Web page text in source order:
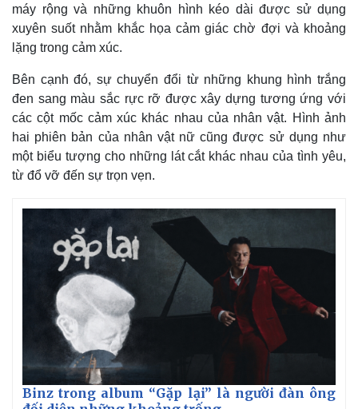
Khởi nghiệp
Tiêu dùng
Tỷ giá
máy rộng và những khuôn hình kéo dài được sử dụng
xuyên suốt nhằm khắc họa cảm giác chờ đợi và khoảng
lặng trong cảm xúc.
Bên cạnh đó, sự chuyển đổi từ những khung hình trắng
đen sang màu sắc rực rỡ được xây dựng tương ứng với
các cột mốc cảm xúc khác nhau của nhân vật. Hình ảnh
hai phiên bản của nhân vật nữ cũng được sử dụng như
một biểu tượng cho những lát cắt khác nhau của tình yêu,
từ đổ vỡ đến sự trọn vẹn.
Binz trong album “Gặp lại” là người đàn ông